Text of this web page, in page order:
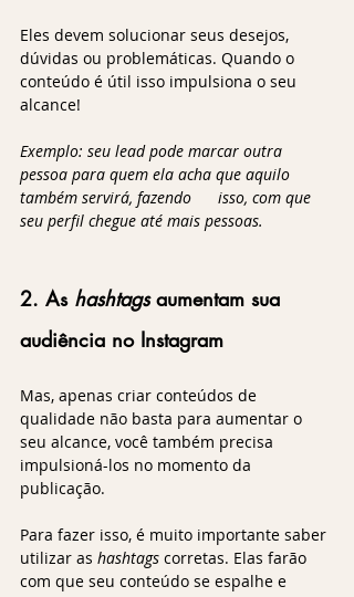
Eles devem solucionar seus desejos,
dúvidas ou problemáticas. Quando o
conteúdo é útil isso impulsiona o seu
alcance!
Exemplo: seu lead pode marcar outra
pessoa para quem ela acha que aquilo
também servirá, fazendo      isso, com que
seu perfil chegue até mais pessoas.
2. As hashtags aumentam sua
audiência no Instagram
Mas, apenas criar conteúdos de
qualidade não basta para aumentar o
seu alcance, você também precisa
impulsioná-los no momento da
publicação.
Para fazer isso, é muito importante saber
utilizar as hashtags corretas. Elas farão
com que seu conteúdo se espalhe e